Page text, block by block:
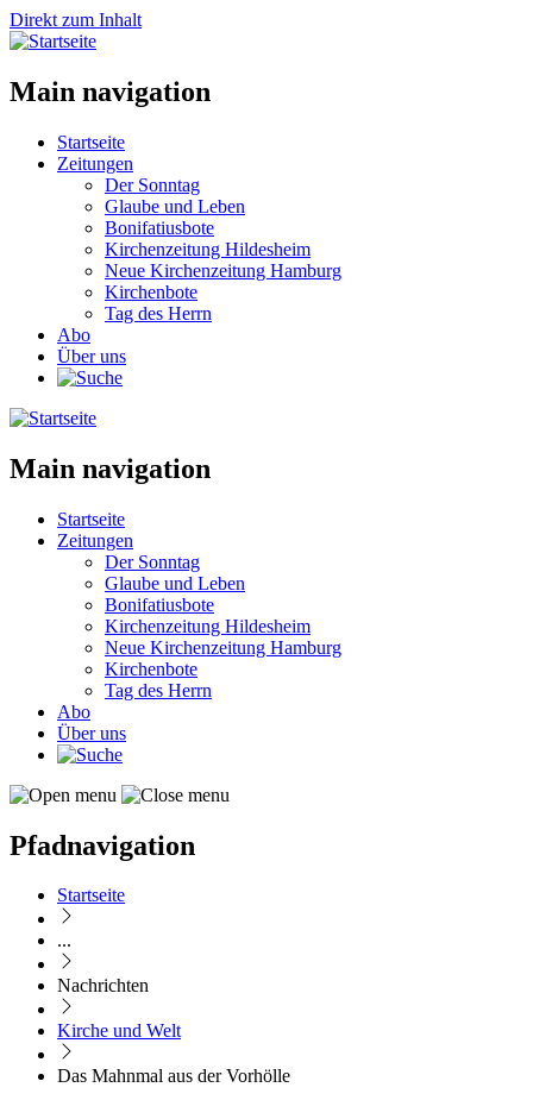
Direkt zum Inhalt
Main navigation
Startseite
Zeitungen
Der Sonntag
Glaube und Leben
Bonifatiusbote
Kirchenzeitung Hildesheim
Neue Kirchenzeitung Hamburg
Kirchenbote
Tag des Herrn
Abo
Über uns
Main navigation
Startseite
Zeitungen
Der Sonntag
Glaube und Leben
Bonifatiusbote
Kirchenzeitung Hildesheim
Neue Kirchenzeitung Hamburg
Kirchenbote
Tag des Herrn
Abo
Über uns
Pfadnavigation
Startseite
...
Nachrichten
Kirche und Welt
Das Mahnmal aus der Vorhölle